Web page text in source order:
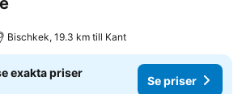
Bischkek, 19.3 km till Kant
exakta priser
Se priser